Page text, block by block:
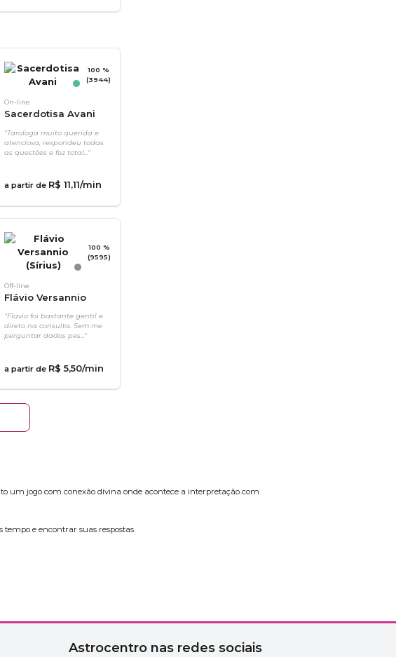
100 %
(3944)
On-line
Sacerdotisa Avani
"Tarologa muito querida e
atenciosa, respondeu todas
as questões e fez total..."
a partir de R$ 11,11/min
100 %
(9595)
Off-line
Flávio Versannio
(Sírius)
"Flavio foi bastante gentil e
direto na consulta. Sem me
perguntar dados pes..."
a partir de R$ 5,50/min
um jogo com conexão divina onde acontece a interpretação com
e encontrar suas respostas.